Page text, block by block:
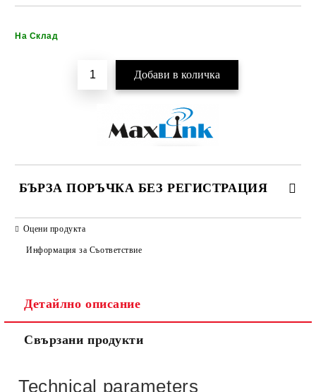
На Склад
БЪРЗА ПОРЪЧКА БЕЗ РЕГИСТРАЦИЯ
Ние ще се свържем с вас в рамките на работния ден.
Оцени продукта
Информация за Съответствие
Детайлно описание
Свързани продукти
Technical parameters